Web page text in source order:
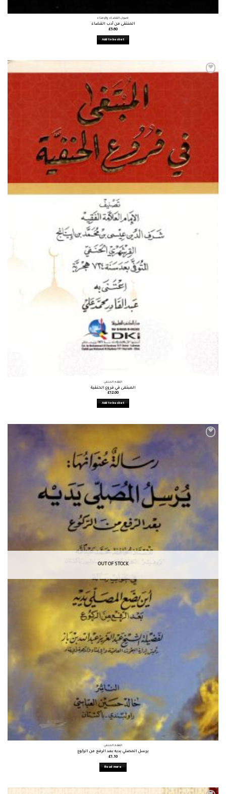
أصول القضاء والإفتاء
المنتقى من أدب القضاء
£5.60
Add to basket
الفقه الحنفي
المبتغى في فروع الحنفية
£12.00
Add to basket
OUT OF STOCK
الفقه الحنفي
يرسل المصلي يديه بعد الرفع من الركوع
£1.10
Read more